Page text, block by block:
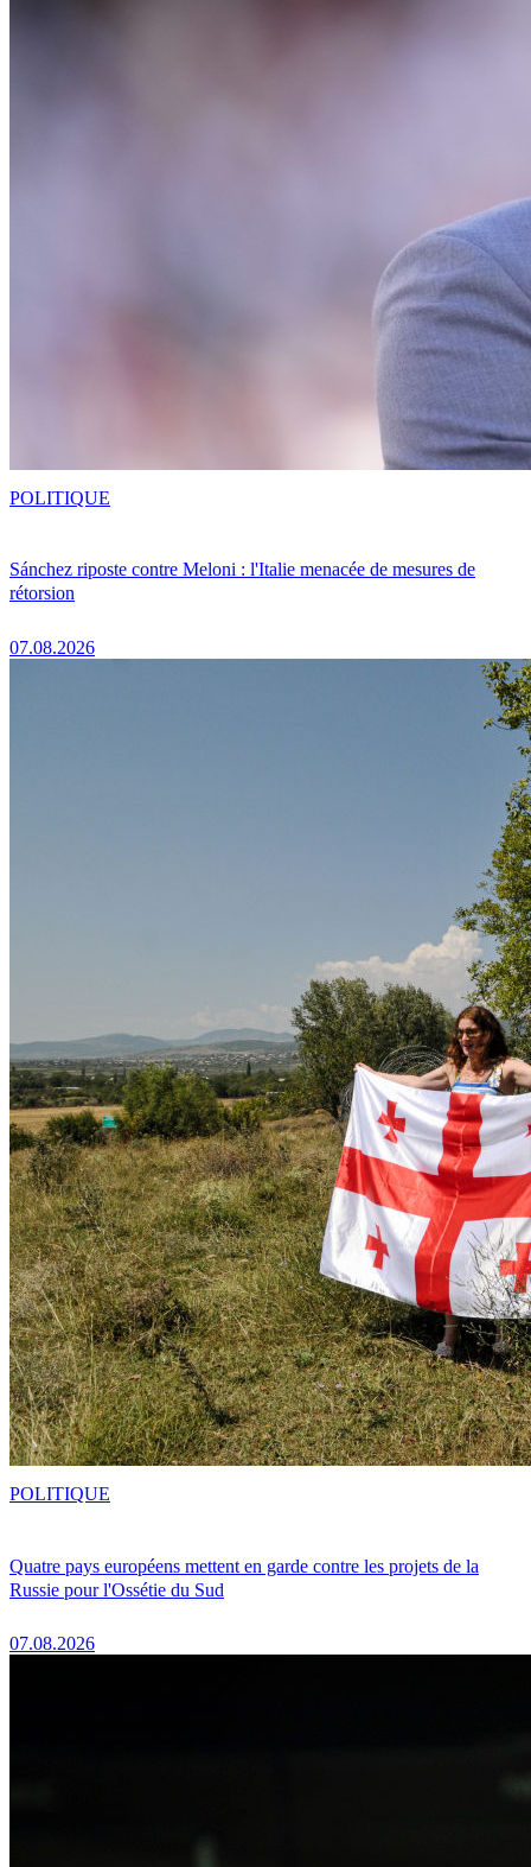
Sánchez riposte contre Meloni : l'Italie menacée de mesures de
rétorsion
07.08.2026
POLITIQUE
Quatre pays européens mettent en garde contre les projets de la
Russie pour l'Ossétie du Sud
07.08.2026
POLITIQUE